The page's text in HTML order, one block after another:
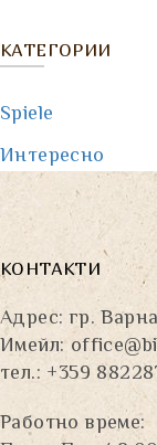
КАТЕГОРИИ
Spiele
Интересно
КОНТАКТИ
Адрес: гр.
Имейл:
тел.: +359
Работно време: